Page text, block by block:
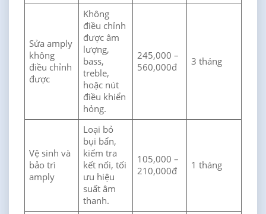
Sửa amply
không
điều chỉnh
được
Không
điều chỉnh
được âm
lượng,
bass,
treble,
hoặc nút
điều khiển
hỏng.
245,000 –
560,000đ
3 tháng
Vệ sinh và
bảo trì
amply
Loại bỏ
bụi bẩn,
kiểm tra
kết nối, tối
ưu hiệu
suất âm
thanh.
105,000 –
210,000đ
1 tháng